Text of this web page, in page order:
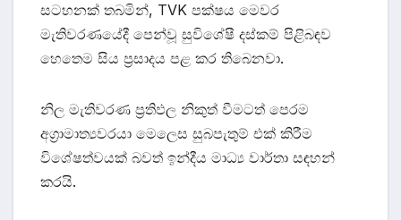
සටහනක් තබමින්, TVK පක්ෂය මෙවර
මැතිවරණයේදී පෙන්වූ සුවිශේෂී දස්කම් පිළිබඳව
හෙතෙම සිය ප්‍රසාදය පළ කර තිබෙනවා.
නිල මැතිවරණ ප්‍රතිඵල නිකුත් වීමටත් පෙරම
අග්‍රාමාත්‍යවරයා මෙලෙස සුබපැතුම් එක් කිරීම
විශේෂත්වයක් බවත් ඉන්දීය මාධ්‍ය වාර්තා සඳහන්
කරයි.